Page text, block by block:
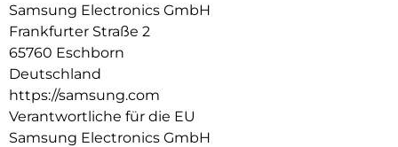
Samsung Electronics GmbH
Frankfurter Straße 2
65760 Eschborn
Deutschland
https://samsung.com
Verantwortliche für die EU
Samsung Electronics GmbH